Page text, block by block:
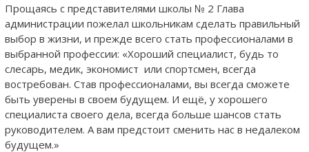
Прощаясь с представителями школы № 2 Глава
администрации пожелал школьникам сделать правильный
выбор в жизни, и прежде всего стать профессионалами в
выбранной профессии: «Хороший специалист, будь то
слесарь, медик, экономист или спортсмен, всегда
востребован. Став профессионалами, вы всегда сможете
быть уверены в своем будущем. И ещё, у хорошего
специалиста своего дела, всегда больше шансов стать
руководителем. А вам предстоит сменить нас в недалеком
будущем.»